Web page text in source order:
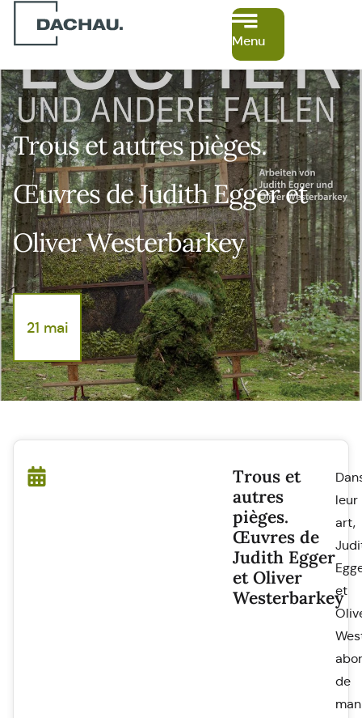
Menu
Trous et autres pièges.
Œuvres de Judith Egger et
Oliver Westerbarkey
21 mai
Trous et
autres
pièges.
Œuvres de
Judith Egger
et Oliver
Westerbarkey
leur
art,
et
de